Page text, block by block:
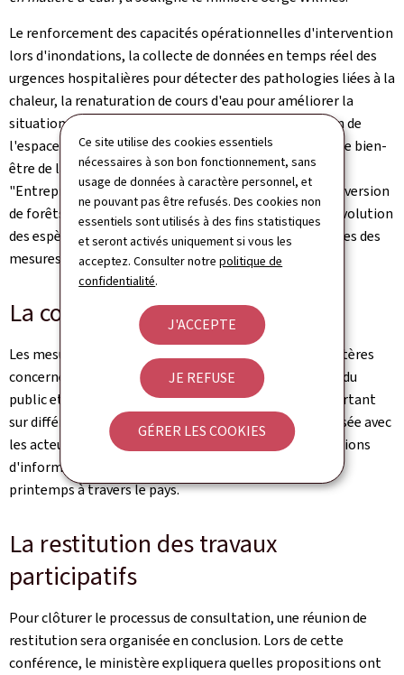
Ce site utilise des cookies essentiels
nécessaires à son bon fonctionnement, sans
usage de données à caractère personnel, et
ne pouvant pas être refusés. Des cookies non
essentiels sont utilisés à des fins statistiques
et seront activés uniquement si vous les
acceptez. Consulter notrepolitique de
confidentialité.
J'ACCEPTE
JE REFUSE
GÉRER LES COOKIES
Le renforcement des capacités opérationnelles d'intervention
lors d'inondations, la collecte de données en temps réel des
urgences hospitalières pour détecter des pathologies liées à la
chaleur, la renaturation de cours d'eau pour améliorer la
situation face au risque d'inondation, la végétalisation de
l'espace public pour limiter l'impact des canicules sur le bien-
être de la population, la promotion d'une approche
"Entreprises contre le changement climatique", la conversion
de forêts non adaptées ou encore la surveillance de l'évolution
des espèces exotiques envahissantes sont quelques-unes des
mesures concrètes prévues dans le projet de stratégie.
La consultation du public
Les mesures proposées en concertation avec les ministères
concernés, seront désormais soumises à consultation du
public et des parties prenantes. Une série d'ateliers portant
sur différents axes thématiques est également organisée avec
les acteurs publics et privés. De plus, cinq ateliers/réunions
d'informations ouverts à tous se tiendront au cours du
printemps à travers le pays.
La restitution des travaux
participatifs
Pour clôturer le processus de consultation, une réunion de
restitution sera organisée en conclusion. Lors de cette
conférence, le ministère expliquera quelles propositions ont